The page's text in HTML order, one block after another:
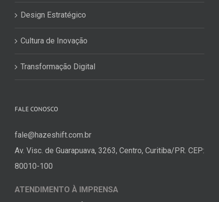
Design Estratégico
Cultura de Inovação
Transformação Digital
FALE CONOSCO
fale@hazeshift.com.br
Av. Visc. de Guarapuava, 3263, Centro, Curitiba/PR. CEP:
80010-100
ATENDIMENTO À IMPRENSA